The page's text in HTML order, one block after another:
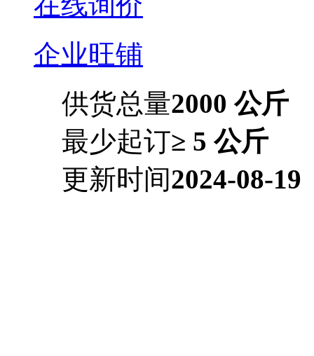
企业旺铺
供货总量2000 公斤
最少起订≥ 5 公斤
更新时间2024-08-19